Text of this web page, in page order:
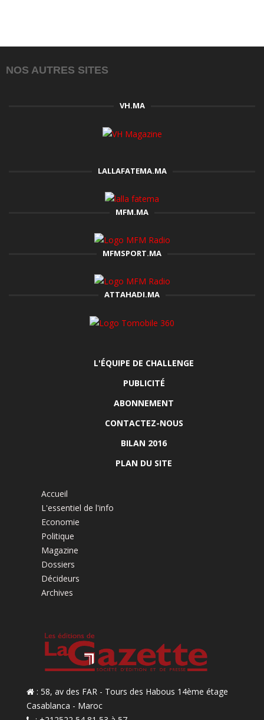
NOS AUTRES SITES
VH.MA
LALLAFATEMA.MA
MFM.MA
MFMSPORT.MA
ATTAHADI.MA
L'ÉQUIPE DE CHALLENGE
PUBLICITÉ
ABONNEMENT
CONTACTEZ-NOUS
BILAN 2016
PLAN DU SITE
Accueil
L'essentiel de l'info
Economie
Politique
Magazine
Dossiers
Décideurs
Archives
: 58, av des FAR - Tours des Habous 14ème étage
Casablanca - Maroc